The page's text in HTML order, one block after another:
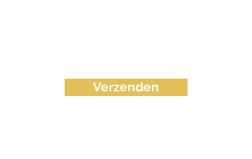
Verzenden